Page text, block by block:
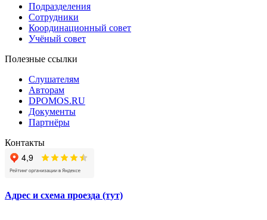
Подразделения
Сотрудники
Координационный совет
Учёный совет
Полезные ссылки
Слушателям
Авторам
DPOMOS.RU
Документы
Партнёры
Контакты
Адрес и схема проезда (тут)